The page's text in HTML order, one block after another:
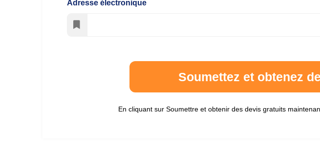
Adresse électronique
En cliquant sur Soumettre et obtenir des devis gratuits